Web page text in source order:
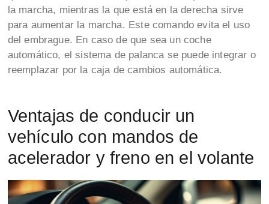
la marcha, mientras la que está en la derecha sirve
para aumentar la marcha. Este comando evita el uso
del embrague. En caso de que sea un coche
automático, el sistema de palanca se puede integrar o
reemplazar por la caja de cambios automática.
Ventajas de conducir un
vehículo con mandos de
acelerador y freno en el volante